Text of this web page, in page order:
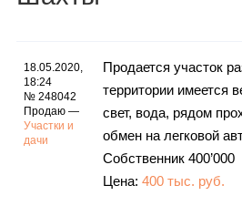
Гороскоп
18.05.2020,
18:24
№ 248042
Продаю —
Участки и
дачи
Продается участок
территории имеется
свет, вода, рядом
обмен на легковой
Собственник 400’000
Цена: 400 тыс. руб.